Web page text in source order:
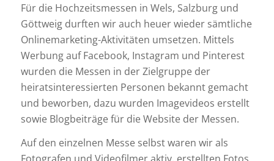
Für die Hochzeitsmessen in Wels, Salzburg und
Göttweig durften wir auch heuer wieder sämtliche
Onlinemarketing-Aktivitäten umsetzen. Mittels
Werbung auf Facebook, Instagram und Pinterest
wurden die Messen in der Zielgruppe der
heiratsinteressierten Personen bekannt gemacht
und beworben, dazu wurden Imagevideos erstellt
sowie Blogbeiträge für die Website der Messen.
Auf den einzelnen Messe selbst waren wir als